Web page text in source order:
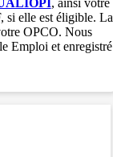
si elle est éligible. La
OPCO. Nous
Emploi et enregistré